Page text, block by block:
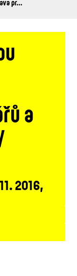
pr...
a
2016,